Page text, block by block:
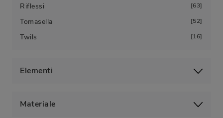
Riflessi 63
Tomasella 52
Twils 16
Elementi
Materiale